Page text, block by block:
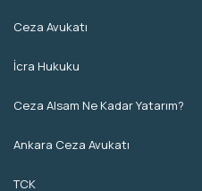
Ceza Avukatı
İcra Hukuku
Ceza Alsam Ne Kadar Yatarım?
Ankara Ceza Avukatı
TCK